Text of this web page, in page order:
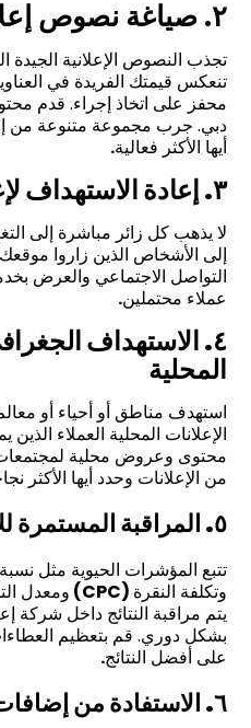
٢. صياغة نصوص إعلانية جذابة
تجذب النصوص الإعلانية الجيدة
تنعكس قيمتك الفريدة في
محفز على اتخاذ إجراء. قدم
دبي. جرب مجموعة متنوعة من
أيها الأكثر فعالية.
٣. إعادة الاستهداف لإعادة جذب الزوار
لا يذهب كل زائر مباشرة إلى
إلى الأشخاص الذين زاروا
التواصل الاجتماعي والعرض
عملاء محتملين.
٤. الاستهداف
المحلية
استهدف مناطق أو أحياء أو
الإعلانات المحلية العملاء
محتوى وعروض محلية
من الإعلانات وحدد أيها الأكثر
٥. المراقبة المستمرة للأداء
تتبع المؤشرات الحيوية مثل
وتكلفة النقرة (CPC) ومعدل
يتم مراقبة النتائج داخل شركة
بشكل دوري. قم بتعظيم
على أفضل النتائج.
٦. الاستفادة من إضافات الإعلانات